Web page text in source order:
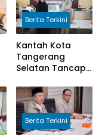
Berita Terkini
Kantah Kota
Tangerang
Selatan Tancap
Program
Pengukuran
Terjadwal
Berita Terkini